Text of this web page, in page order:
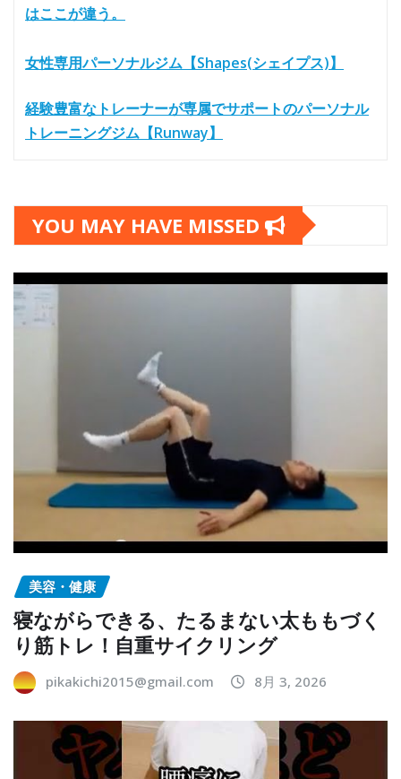
はここが違う。
女性専用パーソナルジム【Shapes(シェイプス)】
経験豊富なトレーナーが専属でサポートのパーソナル
トレーニングジム【Runway】
YOU MAY HAVE MISSED
美容・健康
寝ながらできる、たるまない太ももづく
り筋トレ！自重サイクリング
pikakichi2015@gmail.com 8月 3, 2026